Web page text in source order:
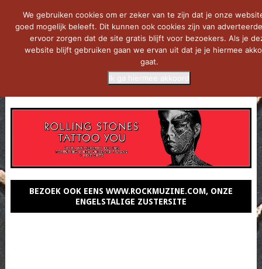
BEZOEK OOK EENS WWW.ROCKMUZINE.COM, ONZE
ENGELSTALIGE ZUSTERSITE
We gebruiken cookies om er zeker van te zijn dat je onze
goed mogelijk beleeft. Dit kunnen ook cookies zijn van
ervoor zorgen dat de site gratis blijft voor bezoekers. Als je
website blijft gebruiken gaan we ervan uit dat je je hiermee
gaat.
Ik ga hiermee akkoord